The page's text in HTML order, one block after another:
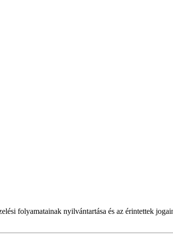
folyamatainak nyilvántartása és az érintettek